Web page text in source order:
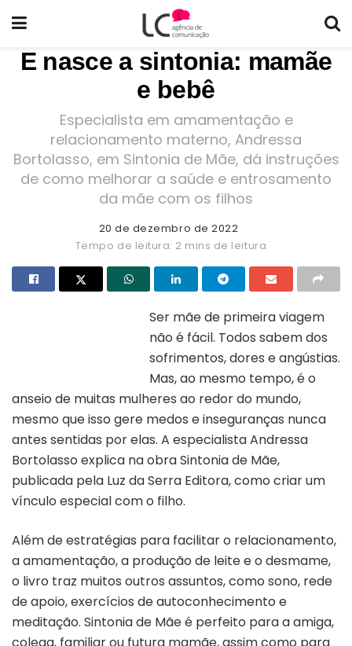
E nasce a sintonia: mamãe
e bebê
Especialista em amamentação e
relacionamento materno, Andressa
Bortolasso, em Sintonia de Mãe, dá instruções
de como melhorar a saúde e entrosamento
da mãe com os filhos
20 de dezembro de 2022
Tempo de leitura: 2 mins de leitura
Ser mãe de primeira viagem
não é fácil. Todos sabem dos
sofrimentos, dores e angústias.
Mas, ao mesmo tempo, é o
anseio de muitas mulheres ao redor do mundo,
mesmo que isso gere medos e inseguranças nunca
antes sentidas por elas. A especialista Andressa
Bortolasso explica na obra Sintonia de Mãe,
publicada pela Luz da Serra Editora, como criar um
vínculo especial com o filho.
Além de estratégias para facilitar o relacionamento,
a amamentação, a produção de leite e o desmame,
o livro traz muitos outros assuntos, como sono, rede
de apoio, exercícios de autoconhecimento e
meditação. Sintonia de Mãe é perfeito para a amiga,
colega, familiar ou futura mamãe, assim como para